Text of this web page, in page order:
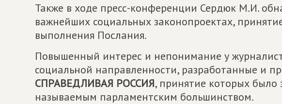
Также в ходе пресс-конференции Сердюк М.И.
важнейших социальных законопроектах,
выполнения Послания.
Повышенный интерес и непонимание у
социальной направленности, разработанные и
СПРАВЕДЛИВАЯ РОССИЯ, принятие которых было
называемым парламентским большинством.